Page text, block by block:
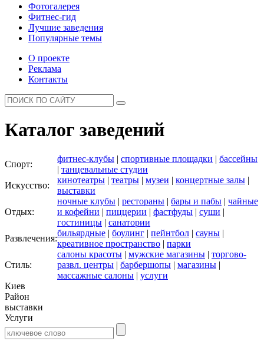
Фотогалерея
Фитнес-гид
Лучшие заведения
Популярные темы
О проекте
Реклама
Контакты
Каталог заведений
Спорт:
фитнес-клубы | спортивные площадки | бассейны
| танцевальные студии
Искусство:
кинотеатры | театры | музеи | концертные залы |
выставки
Отдых:
ночные клубы | рестораны | бары и пабы | чайные
и кофейни | пиццерии | фастфуды | суши |
гостиницы | санатории
Развлечения:
бильярдные | боулинг | пейнтбол | сауны |
креативное пространство | парки
Стиль:
салоны красоты | мужские магазины | торгово-
развл. центры | барбершопы | магазины |
массажные салоны | услуги
Киев
Район
выставки
Услуги